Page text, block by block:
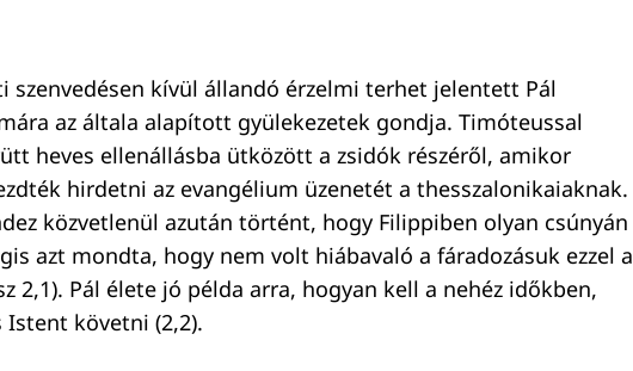
szenvedésen kívül állandó érzelmi terhet jelentett Pál
az általa alapított gyülekezetek gondja. Timóteussal
heves ellenállásba ütközött a zsidók részéről, amikor
hirdetni az evangélium üzenetét a thesszalonikaiaknak.
közvetlenül azután történt, hogy Filippiben olyan csúnyán
azt mondta, hogy nem volt hiábavaló a fáradozásuk ezzel a
2,1). Pál élete jó példa arra, hogyan kell a nehéz időkben,
Istent követni (2,2).